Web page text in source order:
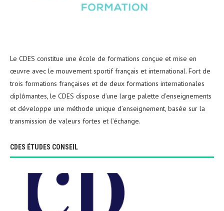
Le CDES constitue une école de formations conçue et mise en
œuvre avec le mouvement sportif français et international. Fort de
trois formations françaises et de deux formations internationales
diplômantes, le CDES dispose d’une large palette d’enseignements
et développe une méthode unique d’enseignement, basée sur la
transmission de valeurs fortes et l’échange.
CDES ÉTUDES CONSEIL